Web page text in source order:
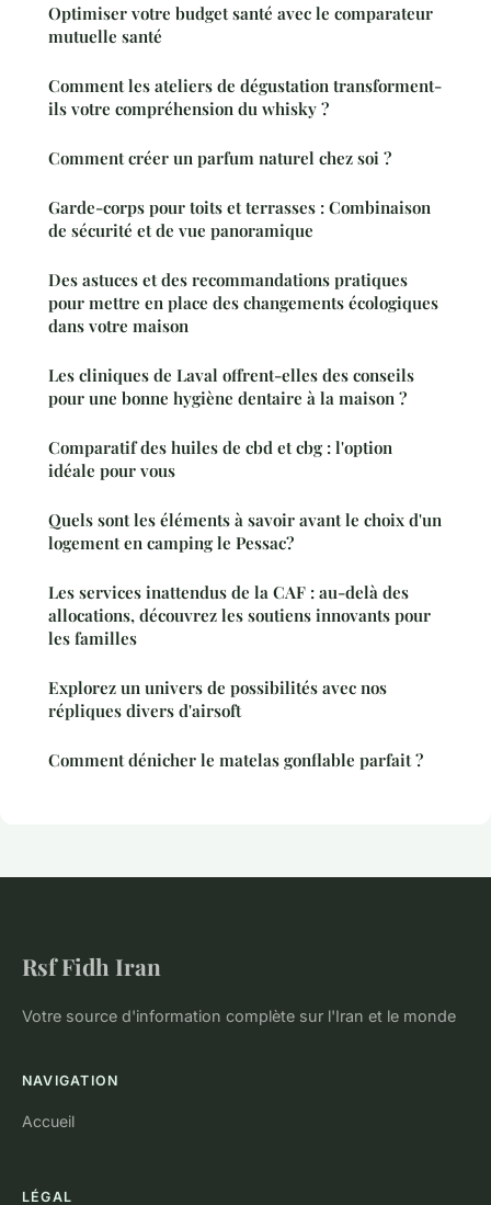
Optimiser votre budget santé avec le comparateur
mutuelle santé
Comment les ateliers de dégustation transforment-
ils votre compréhension du whisky ?
Comment créer un parfum naturel chez soi ?
Garde-corps pour toits et terrasses : Combinaison
de sécurité et de vue panoramique
Des astuces et des recommandations pratiques
pour mettre en place des changements écologiques
dans votre maison
Les cliniques de Laval offrent-elles des conseils
pour une bonne hygiène dentaire à la maison ?
Comparatif des huiles de cbd et cbg : l'option
idéale pour vous
Quels sont les éléments à savoir avant le choix d'un
logement en camping le Pessac?
Les services inattendus de la CAF : au-delà des
allocations, découvrez les soutiens innovants pour
les familles
Explorez un univers de possibilités avec nos
répliques divers d'airsoft
Comment dénicher le matelas gonflable parfait ?
Rsf Fidh Iran
Votre source d'information complète sur l'Iran et le monde
NAVIGATION
Accueil
LÉGAL